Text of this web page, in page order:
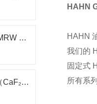
瑞士 SCHNEEBERGER MRW 35-A 四列滚柱直线导轨技术解析
德国Hellma UV级氟化钙（CaF₂）单晶：193–400nm紫外波段成像光学应用研究
HAHN
HAHN
我们的
固定式
所有系